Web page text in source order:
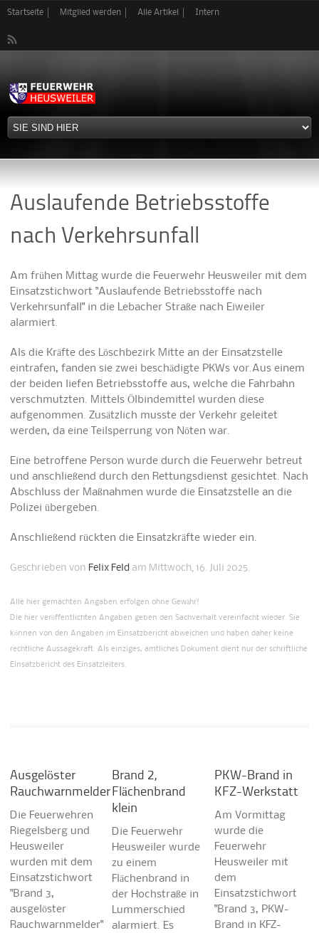
Direkt
Startseite Mitglied werden Alle Artikel Intern
Auslaufende Betriebsstoffe
nach Verkehrsunfall
Am frühen Mittag wurde die Feuerwehr Heusweiler mit dem
Einsatzstichwort "Auslaufende Betriebsstoffe nach
Verkehrsunfall" in die Lebacher Straße nach Eiweiler
alarmiert.
Als die Kräfte des Löschbezirk Mitte an der Einsatzstelle
eintrafen, fanden sie zwei beschädigte PKWs vor.Aus einem
der beiden liefen Betriebsstoffe aus, welche die Fahrbahn
verschmutzten. Mittels Ölbindemittel wurden diese
aufgenommen. Zusätzlich musste der Verkehr geleitet
werden, da eine Teilsperrung von Nöten war.
Eine betroffene Person wurde durch die Feuerwehr betreut
und anschließend durch den Rettungsdienst gesichtet. Nach
Abschluss der Maßnahmen wurde die Einsatzstelle an die
Polizei übergeben.
Anschließend rückten die Einsatzkräfte wieder ein.
Geschrieben von Felix Feld am Mittwoch, 16. Juli 2025.
Alle hier gemachten Angaben erfolgen ohne Gewähr!
Die hier veröffentlichten Angaben geben den Sachverhalt vereinfacht wieder. Sie
können von den Angaben im Einsatzbericht abweichen und haben daher keine
rechtliche Aussagekraft. Als einziges, amtliches Dokument dient nur der schriftliche
Einsatzbericht des Einsatzleiters.
Ausgelöster
Rauchwarnmelder
Die Feuerwehren
Riegelsberg und
Heusweiler
wurden mit dem
Einsatzstichwort
"Brand 3,
ausgelöster
Rauchwarnmelder"
Brand 2,
Flächenbrand
klein
Die Feuerwehr
Heusweiler wurde
zu einem
Flächenbrand in
der Hochstraße in
Lummerschied
alarmiert. Es
PKW-Brand in
KFZ-Werkstatt
Am Vormittag
wurde die
Feuerwehr
Heusweiler mit
dem
Einsatzstichwort
"Brand 3, PKW-
Brand in KFZ-